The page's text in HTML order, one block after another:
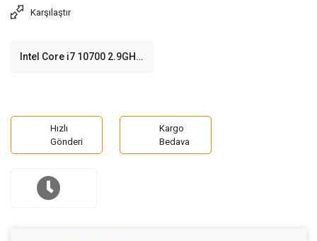
Karşılaştır
Intel Core i7 10700 2.9GHz
Hızlı
Gönderi
Kargo
Bedava